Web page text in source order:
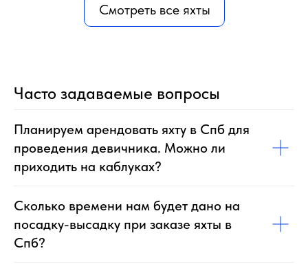
Смотреть все яхты
Часто задаваемые вопросы
Планируем арендовать яхту в Спб для
проведения девичника. Можно ли
приходить на каблуках?
Сколько времени нам будет дано на
посадку-высадку при заказе яхты в
Спб?